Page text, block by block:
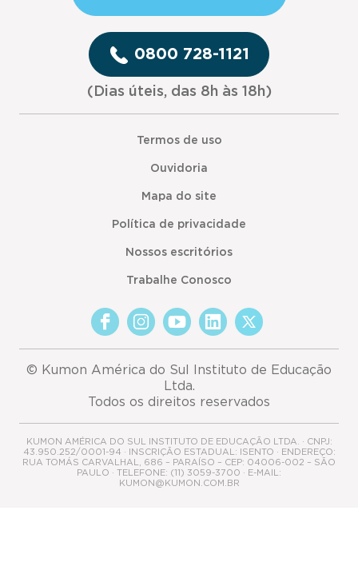
0800 728-1121
(Dias úteis, das 8h às 18h)
Termos de uso
Ouvidoria
Mapa do site
Política de privacidade
Nossos escritórios
Trabalhe Conosco
© Kumon América do Sul Instituto de Educação
Ltda.
Todos os direitos reservados
KUMON AMÉRICA DO SUL INSTITUTO DE EDUCAÇÃO LTDA. · CNPJ:
43.950.252/0001-94 · INSCRIÇÃO ESTADUAL: ISENTO · ENDEREÇO:
RUA TOMÁS CARVALHAL, 686 – PARAÍSO – CEP: 04006-002 – SÃO
PAULO · TELEFONE: (11) 3059-3700 · E-MAIL:
KUMON@KUMON.COM.BR